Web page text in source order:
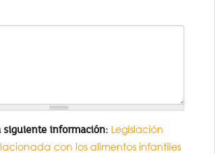
siguiente información: Legislación
con los alimentos infantiles